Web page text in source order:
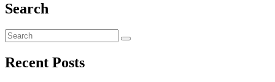
Search
Recent Posts